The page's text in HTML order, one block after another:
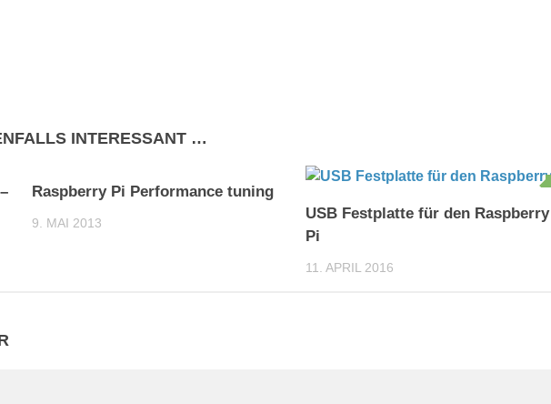
INTERESSANT …
Raspberry Pi Performance tuning
9. MAI 2013
USB Festplatte für den Raspberry
Pi
11. APRIL 2016